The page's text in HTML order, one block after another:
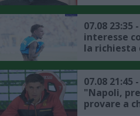
07.08 23:35
interesse
la richiesta
07.08 21:45
"Napoli,
provare a